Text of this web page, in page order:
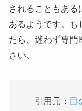
されることもある
あるようです。も
たら、迷わず専門
さい。
引用元： 目